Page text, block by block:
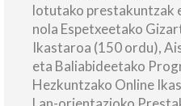
lotutako prestakuntzak
nola Espetxeetako
Ikastaroa (150 ordu),
eta Baliabideetako
Hezkuntzako Online